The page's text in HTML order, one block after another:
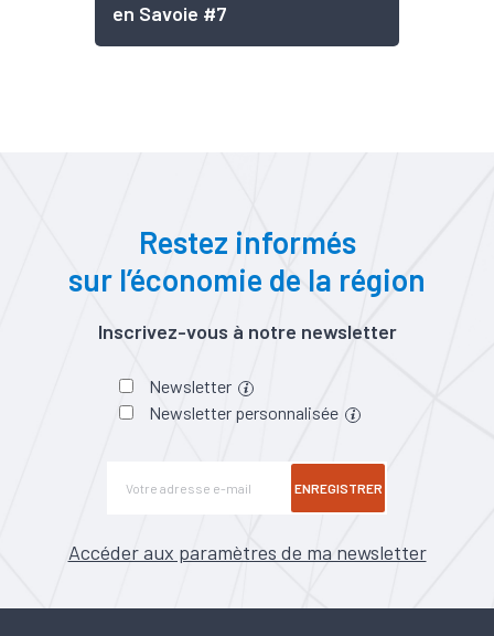
en Savoie #7
Restez informés
sur l’économie de la région
Inscrivez-vous à notre newsletter
Newsletter
Newsletter personnalisée
ENREGISTRER
Accéder aux paramètres de ma newsletter